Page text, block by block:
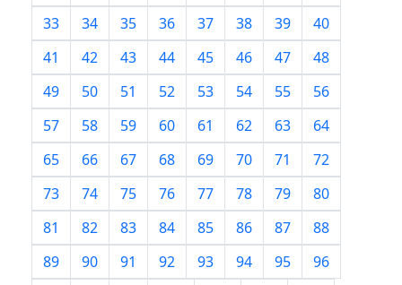
33
34 35 36 37 38 39
40
41
42 43 44 45 46 47
48
49
50 51 52 53 54 55
56
57
58 59 60 61 62 63
64
65
66 67 68 69 70 71
72
73
74 75 76 77 78 79
80
81
82 83 84 85 86 87
88
89
90 91 92 93 94 95
96